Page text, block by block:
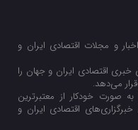
و مجلات اقتصادی ایران و
خبری اقتصادی ایران و جهان را
می‌‌دهد.
صورت خودکار از معتبرترین
اقتصادی ایران و